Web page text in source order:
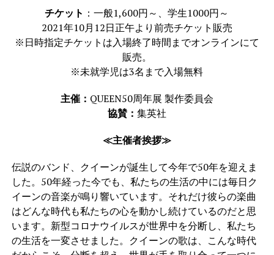
チケット ：一般1,600円～、学生1000円～
2021年10月12日正午より前売チケット販売
※日時指定チケットは入場終了時間までオンラインにて
販売。
※未就学児は3名まで入場無料
主催： QUEEN50周年展 製作委員会
協賛： 集英社
≪主催者挨拶≫
伝説のバンド、クイーンが誕生して今年で50年を迎えま
した。50年経った今でも、私たちの生活の中には毎日ク
イーンの音楽が鳴り響いています。それだけ彼らの楽曲
はどんな時代も私たちの心を動かし続けているのだと思
います。新型コロナウイルスが世界中を分断し、私たち
の生活を一変させました。クイーンの歌は、こんな時代